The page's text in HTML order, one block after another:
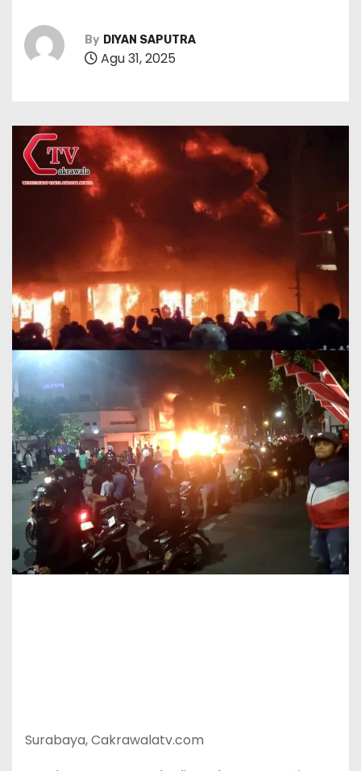
By DIYAN SAPUTRA
Agu 31, 2025
Surabaya, Cakrawalatv.com